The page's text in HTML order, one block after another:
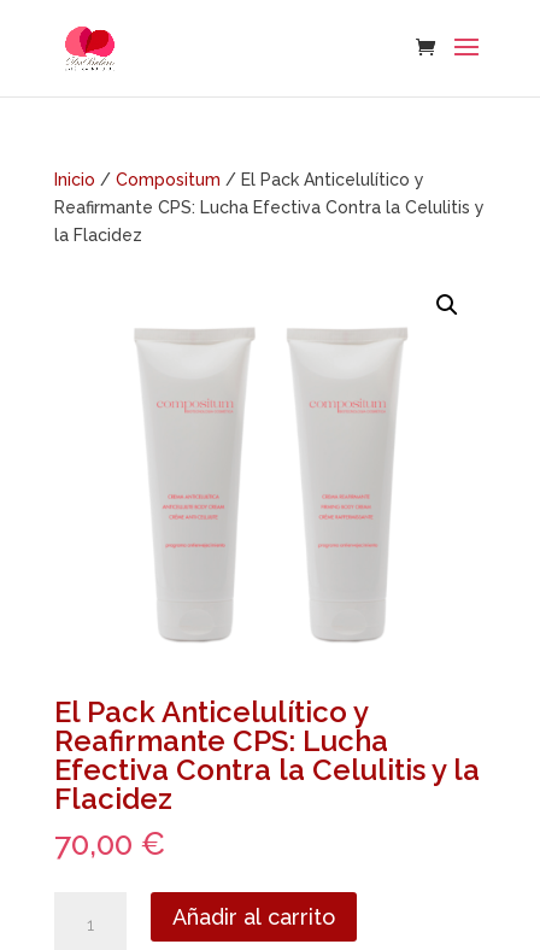
Inicio / Compositum / El Pack Anticelulítico y
Reafirmante CPS: Lucha Efectiva Contra la Celulitis y
la Flacidez
El Pack Anticelulítico y
Reafirmante CPS: Lucha
Efectiva Contra la Celulitis y la
Flacidez
70,00 €
Pack
Añadir al carrito